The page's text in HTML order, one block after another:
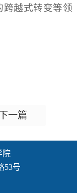
越式转变等领
一篇
院
53号